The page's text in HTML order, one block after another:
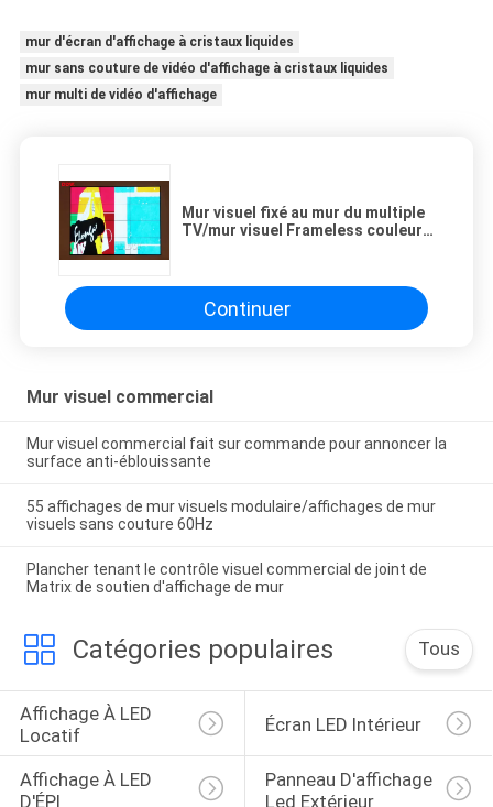
mur d'écran d'affichage à cristaux liquides
mur sans couture de vidéo d'affichage à cristaux liquides
mur multi de vidéo d'affichage
Mur visuel fixé au mur du multiple
TV/mur visuel Frameless couleur
Continuer
Mur visuel commercial
Mur visuel commercial fait sur commande pour annoncer la
surface anti-éblouissante
55 affichages de mur visuels modulaire/affichages de mur
visuels sans couture 60Hz
Plancher tenant le contrôle visuel commercial de joint de
Matrix de soutien d'affichage de mur
Catégories populaires Tous
Affichage À LED
Locatif
Écran LED Intérieur
Affichage À LED
D'ÉPI
Panneau D'affichage
Led Extérieur